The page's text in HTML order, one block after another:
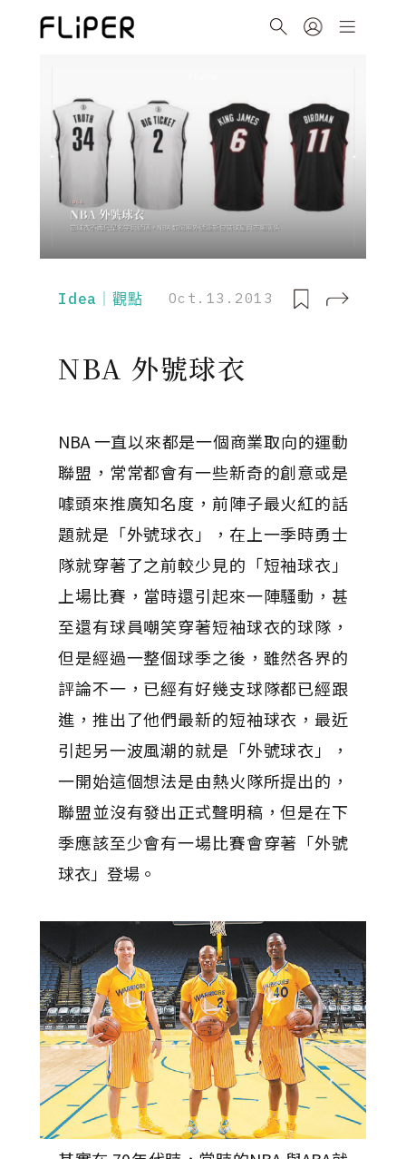
Idea｜觀點 Oct.13.2013
NBA 外號球衣
NBA 一直以來都是一個商業取向的運動
聯盟，常常都會有一些新奇的創意或是
噱頭來推廣知名度，前陣子最火紅的話
題就是「外號球衣」，在上一季時勇士
隊就穿著了之前較少見的「短袖球衣」
上場比賽，當時還引起來一陣騷動，甚
至還有球員嘲笑穿著短袖球衣的球隊，
但是經過一整個球季之後，雖然各界的
評論不一，已經有好幾支球隊都已經跟
進，推出了他們最新的短袖球衣，最近
引起另一波風潮的就是「外號球衣」，
一開始這個想法是由熱火隊所提出的，
聯盟並沒有發出正式聲明稿，但是在下
季應該至少會有一場比賽會穿著「外號
球衣」登場。